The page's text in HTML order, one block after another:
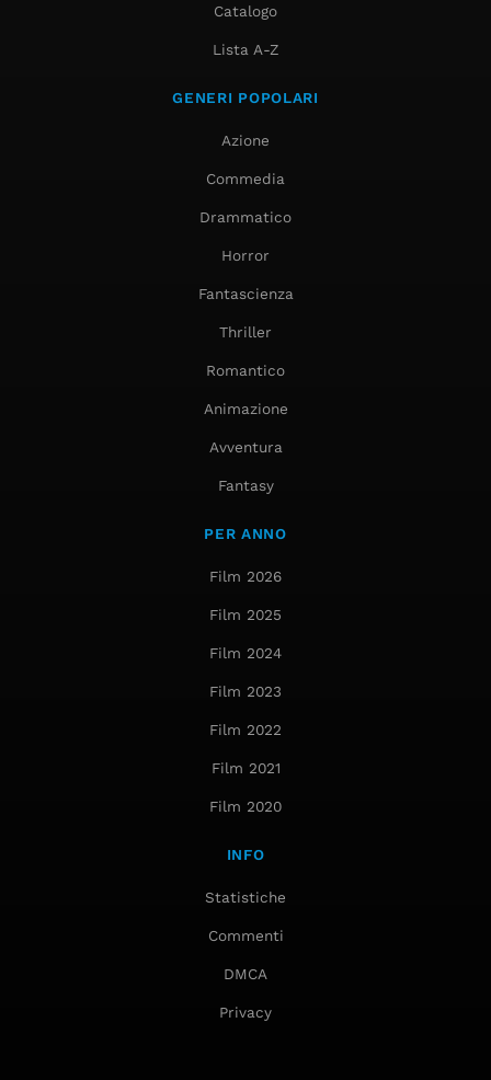
Catalogo
Lista A-Z
GENERI POPOLARI
Azione
Commedia
Drammatico
Horror
Fantascienza
Thriller
Romantico
Animazione
Avventura
Fantasy
PER ANNO
Film 2026
Film 2025
Film 2024
Film 2023
Film 2022
Film 2021
Film 2020
INFO
Statistiche
Commenti
DMCA
Privacy